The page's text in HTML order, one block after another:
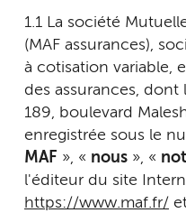
1.1 La société
(MAF assurances),
à cotisation variable,
des assurances, dont
189, boulevard
enregistrée sous le
MAF », « nous », «
l'éditeur du site
https://www.maf.fr/